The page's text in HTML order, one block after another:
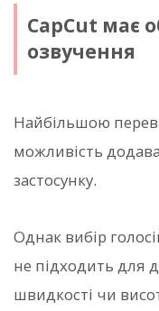
CapCut має
озвучення
Найбільшою
можливість
застосунку.
Однак вибір
не підходить для
швидкості чи